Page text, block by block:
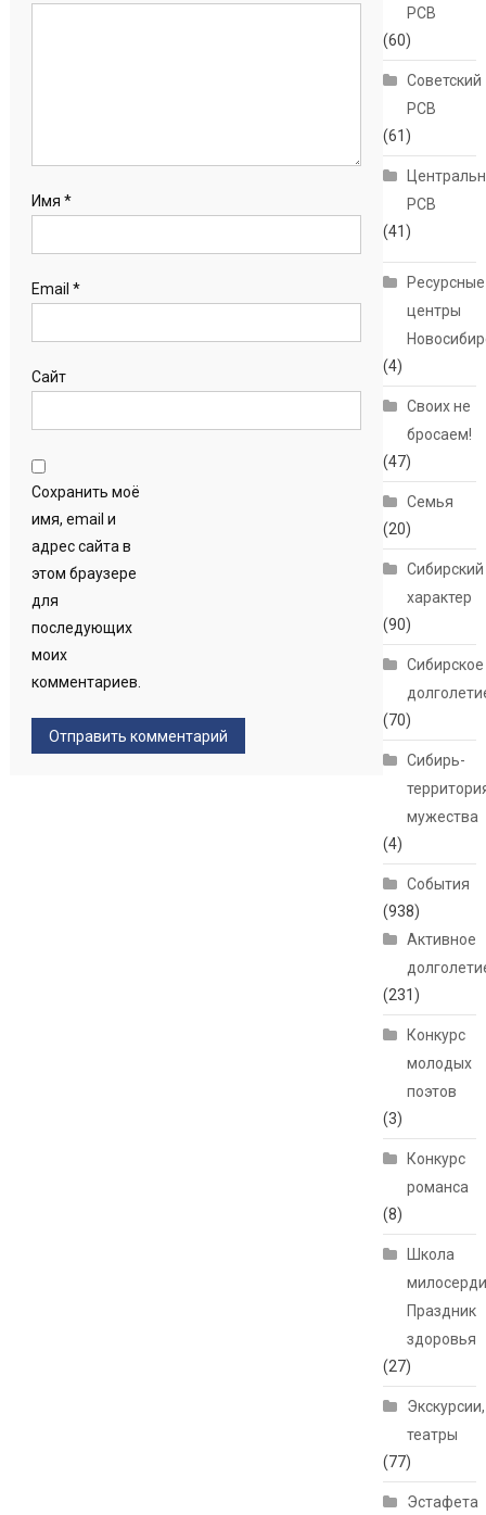
Имя *
Email *
Сайт
Сохранить моё
имя, email и
адрес сайта в
этом браузере
для
последующих
моих
комментариев.
РСВ
(60)
Советский
РСВ
(61)
РСВ
(41)
Ресурсные
центры
(4)
Своих не
бросаем!
(47)
Семья
(20)
Сибирский
характер
(90)
Сибирское
(70)
Сибирь-
мужества
(4)
События
(938)
Активное
(231)
Конкурс
молодых
поэтов
(3)
Конкурс
романса
(8)
Школа
Праздник
здоровья
(27)
Экскурсии,
театры
(77)
Эстафета